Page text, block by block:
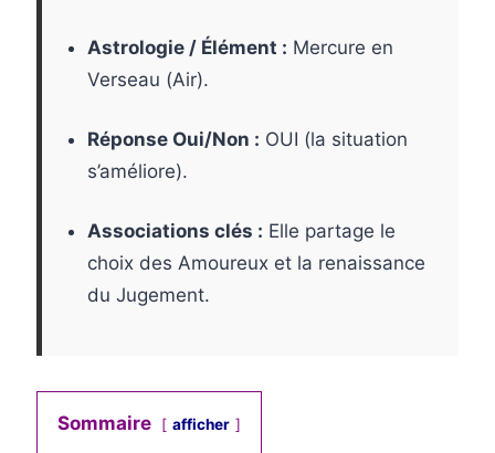
Astrologie / Élément : Mercure en
Verseau (Air).
Réponse Oui/Non : OUI (la situation
s’améliore).
Associations clés : Elle partage le
choix des Amoureux et la renaissance
du Jugement.
Sommaire afficher